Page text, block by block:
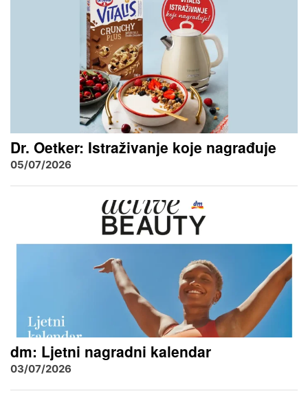
Dr. Oetker: Istraživanje koje nagrađuje
05/07/2026
dm: Ljetni nagradni kalendar
03/07/2026